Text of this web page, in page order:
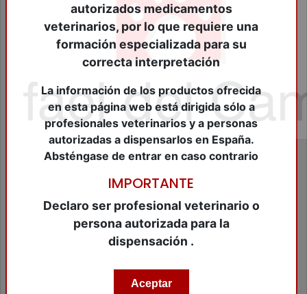
Cercados Eléctricos
Cierre Heridas
Consumibles Veterinarios
Cosméticos Peq.Animales
Farmacológicos Diversos
Fungicidas
Higuiene Bucal
Homeopáticos
Leches Maternizadas
Material de Identificación
autorizados medicamentos
veterinarios, por lo que requiere una
formación especializada para su
correcta interpretación
La información de los productos ofrecida
en esta página web está dirigida sólo a
profesionales veterinarios y a personas
autorizadas a dispensarlos en España.
Absténgase de entrar en caso contrario
IMPORTANTE
Declaro ser profesional veterinario o
persona autorizada para la
dispensación .
Aceptar